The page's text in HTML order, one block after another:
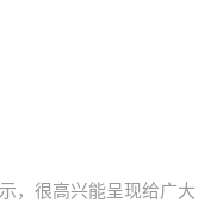
，很高兴能呈现给广大